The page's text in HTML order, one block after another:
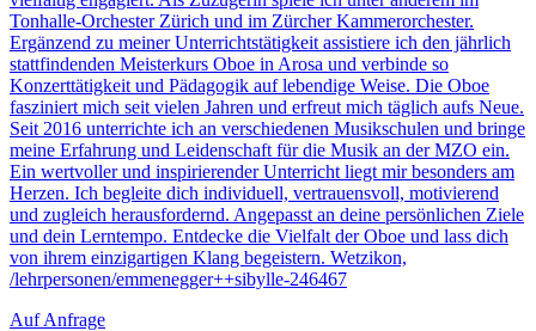
Tonhalle-Orchester Zürich und im Zürcher Kammerorchester.
Ergänzend zu meiner Unterrichtstätigkeit assistiere ich den jährlich
stattfindenden Meisterkurs Oboe in Arosa und verbinde so
Konzerttätigkeit und Pädagogik auf lebendige Weise. Die Oboe
fasziniert mich seit vielen Jahren und erfreut mich täglich aufs Neue.
Seit 2016 unterrichte ich an verschiedenen Musikschulen und bringe
meine Erfahrung und Leidenschaft für die Musik an der MZO ein.
Ein wertvoller und inspirierender Unterricht liegt mir besonders am
Herzen. Ich begleite dich individuell, vertrauensvoll, motivierend
und zugleich herausfordernd. Angepasst an deine persönlichen Ziele
und dein Lerntempo. Entdecke die Vielfalt der Oboe und lass dich
von ihrem einzigartigen Klang begeistern. Wetzikon,
/lehrpersonen/emmenegger++sibylle-246467
Auf Anfrage